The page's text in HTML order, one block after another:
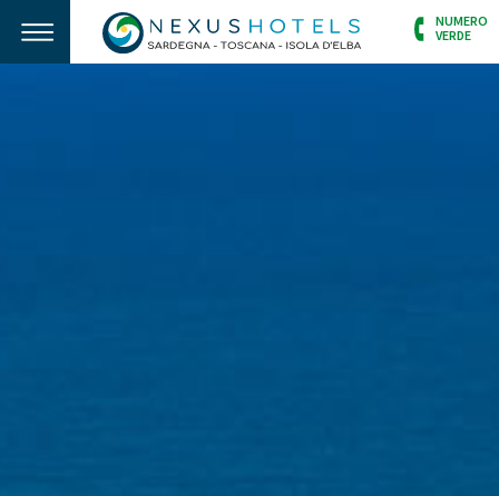
NUMERO
VERDE